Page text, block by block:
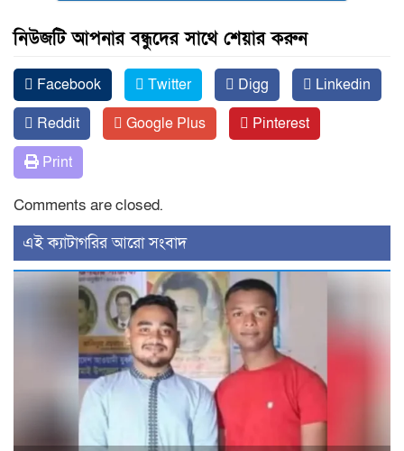
নিউজটি আপনার বন্ধুদের সাথে শেয়ার করুন
Facebook Twitter Digg
Linkedin
Reddit
Google Plus
Pinterest
Print
Comments are closed.
‍এই ক্যাটাগরির ‍আরো সংবাদ